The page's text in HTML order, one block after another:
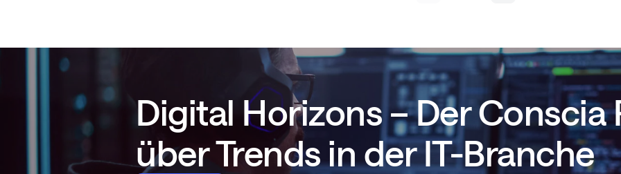
Digital Horizons – Der Conscia
über Trends in der IT-Branche